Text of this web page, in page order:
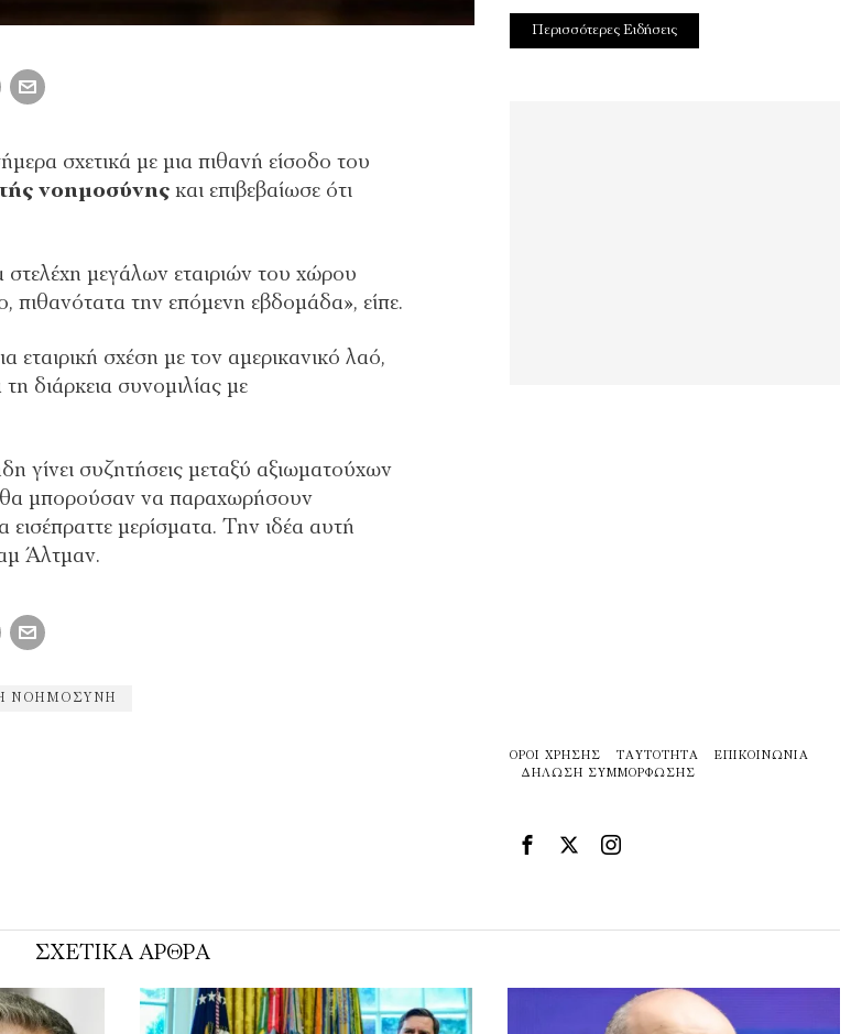
σχετικά με μια πιθανή είσοδο του
νοημοσύνης και επιβεβαίωσε ότι
μεγάλων εταιριών του χώρου
την επόμενη εβδομάδα», είπε.
εταιρική σχέση με τον αμερικανικό λαό,
διάρκεια συνομιλίας με
γίνει συζητήσεις μεταξύ αξιωματούχων
θα μπορούσαν να παραχωρήσουν
εισέπραττε μερίσματα. Την ιδέα αυτή
Άλτμαν.
ΝΟΗΜΟΣΥΝΗ
Περισσότερες Ειδήσεις
ΌΡΟΙ ΧΡΉΣΗΣ ΤΑΥΤΌΤΗΤΑ
ΕΠΙΚΟΙΝΩΝΊΑ
ΔΉΛΩΣΗ ΣΥΜΜΌΡΦΩΣΗΣ
ΣΧΕΤΙΚΑ ΑΡΘΡΑ